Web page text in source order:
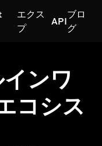
エクス
プ
API
ブロ
グ
ンワ
コシス